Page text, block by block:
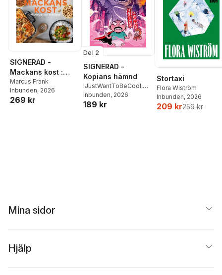
SIGNERAD -
Mackans kost :
Middagar och
matlådor
Marcus Frank
Inbunden, 2026
269 kr
Del 2
SIGNERAD -
Kopians hämnd
IJustWantToBeCool,
Joel Adolphson
Ejdemo Beer
Inbunden, 2026
189 kr
Stortaxi
Flora Wiström
Inbunden, 2026
209 kr259 kr
Mina sidor
Hjälp